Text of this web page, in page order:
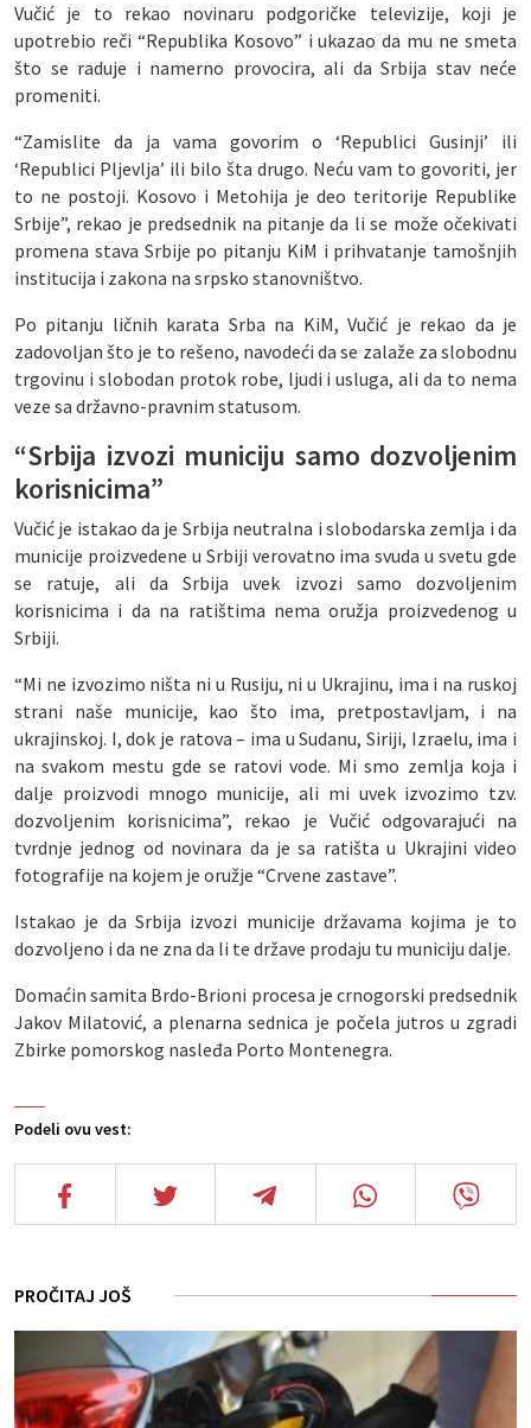
Podeli ovu vest:
Vučić je to rekao novinaru podgoričke televizije, koji je
upotrebio reči “Republika Kosovo” i ukazao da mu ne smeta
što se raduje i namerno provocira, ali da Srbija stav neće
promeniti.
“Zamislite da ja vama govorim o ‘Republici Gusinji’ ili
‘Republici Pljevlja’ ili bilo šta drugo. Neću vam to govoriti, jer
to ne postoji. Kosovo i Metohija je deo teritorije Republike
Srbije”, rekao je predsednik na pitanje da li se može očekivati
promena stava Srbije po pitanju KiM i prihvatanje tamošnjih
institucija i zakona na srpsko stanovništvo.
Po pitanju ličnih karata Srba na KiM, Vučić je rekao da je
zadovoljan što je to rešeno, navodeći da se zalaže za slobodnu
trgovinu i slobodan protok robe, ljudi i usluga, ali da to nema
veze sa državno-pravnim statusom.
“Srbija izvozi municiju samo dozvoljenim
korisnicima”
Vučić je istakao da je Srbija neutralna i slobodarska zemlja i da
municije proizvedene u Srbiji verovatno ima svuda u svetu gde
se ratuje, ali da Srbija uvek izvozi samo dozvoljenim
korisnicima i da na ratištima nema oružja proizvedenog u
Srbiji.
“Mi ne izvozimo ništa ni u Rusiju, ni u Ukrajinu, ima i na ruskoj
strani naše municije, kao što ima, pretpostavljam, i na
ukrajinskoj. I, dok je ratova – ima u Sudanu, Siriji, Izraelu, ima i
na svakom mestu gde se ratovi vode. Mi smo zemlja koja i
dalje proizvodi mnogo municije, ali mi uvek izvozimo tzv.
dozvoljenim korisnicima”, rekao je Vučić odgovarajući na
tvrdnje jednog od novinara da je sa ratišta u Ukrajini video
fotografije na kojem je oružje “Crvene zastave”.
Istakao je da Srbija izvozi municije državama kojima je to
dozvoljeno i da ne zna da li te države prodaju tu municiju dalje.
Domaćin samita Brdo-Brioni procesa je crnogorski predsednik
Jakov Milatović, a plenarna sednica je počela jutros u zgradi
Zbirke pomorskog nasleđa Porto Montenegra.
PROČITAJ JOŠ